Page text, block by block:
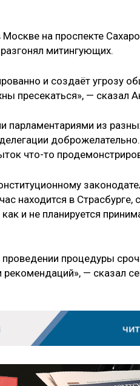
Москве на проспекте
митингующих.
и создаёт угрозу
пресекаться», — сказал
из
что-то
находится в
и не планируется
процедуры
— сказал